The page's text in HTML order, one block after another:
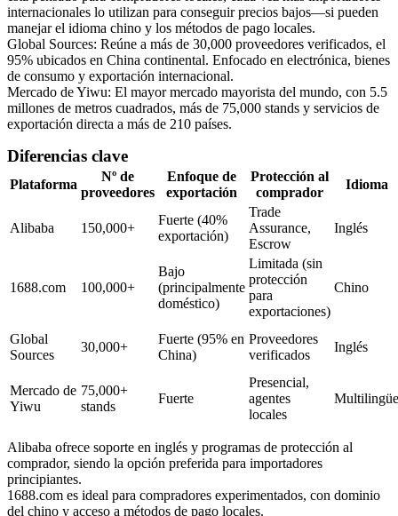
internacionales lo utilizan para conseguir precios bajos—si pueden
manejar el idioma chino y los métodos de pago locales.
Global Sources: Reúne a más de 30,000 proveedores verificados, el
95% ubicados en China continental. Enfocado en electrónica, bienes
de consumo y exportación internacional.
Mercado de Yiwu: El mayor mercado mayorista del mundo, con 5.5
millones de metros cuadrados, más de 75,000 stands y servicios de
exportación directa a más de 210 países.
Diferencias clave
Plataforma
Nº de
proveedores
Enfoque de
exportación
Protección al
comprador
Idioma
Alibaba 150,000+
Fuerte (40%
exportación)
Trade
Assurance,
Escrow
Inglés
1688.com 100,000+
Bajo
(principalmente
doméstico)
Limitada (sin
protección
para
exportaciones)
Chino
Global
Sources
30,000+
Fuerte (95% en
China)
Proveedores
verificados
Inglés
Mercado de
Yiwu
75,000+
stands
Fuerte
Presencial,
agentes
locales
Multilingüe
Alibaba ofrece soporte en inglés y programas de protección al
comprador, siendo la opción preferida para importadores
principiantes.
1688.com es ideal para compradores experimentados, con dominio
del chino y acceso a métodos de pago locales.